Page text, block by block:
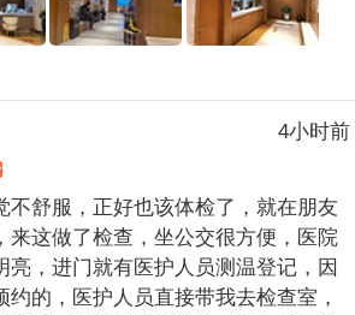
4小时前
不舒服，正好也该体检了，就在朋友
来这做了检查，坐公交很方便，医院
亮，进门就有医护人员测温登记，因
约的，医护人员直接带我去检查室，